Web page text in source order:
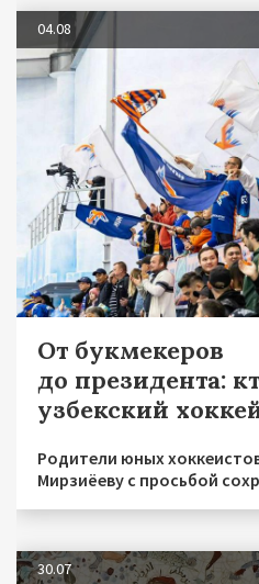
04.08
От букмекеров
до президента:
узбекский
Родители юных
Мирзиёеву с просьбой
30.07